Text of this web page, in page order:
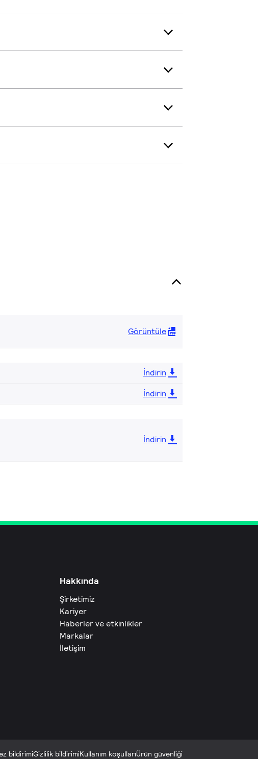
Görüntüle
İndirin
İndirin
İndirin
Hakkında
Şirketimiz
Kariyer
Haberler ve etkinlikler
Markalar
İletişim
bildirimiGizlilik bildirimiKullanım koşullarıÜrün güvenliği